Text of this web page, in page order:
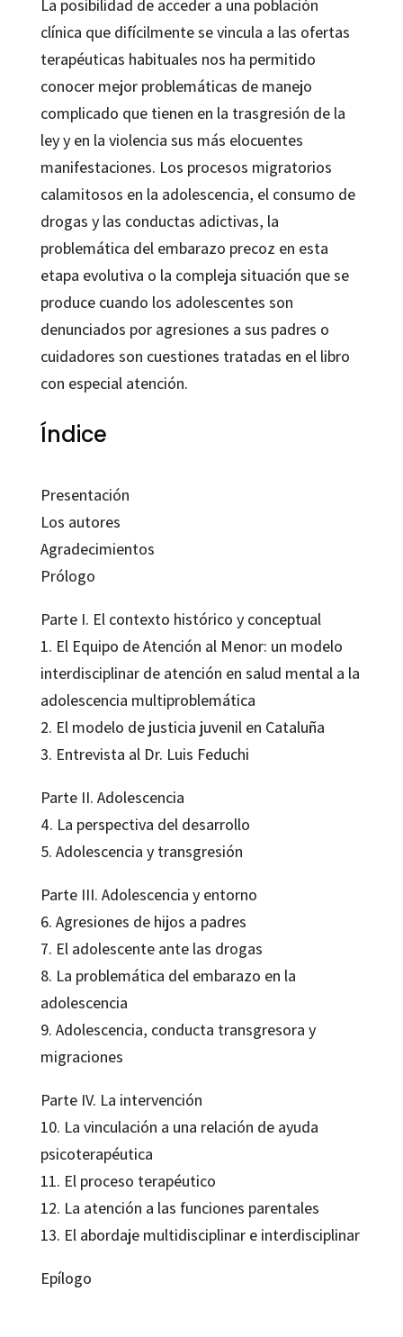
La posibilidad de acceder a una población
clínica que difícilmente se vincula a las ofertas
terapéuticas habituales nos ha permitido
conocer mejor problemáticas de manejo
complicado que tienen en la trasgresión de la
ley y en la violencia sus más elocuentes
manifestaciones. Los procesos migratorios
calamitosos en la adolescencia, el consumo de
drogas y las conductas adictivas, la
problemática del embarazo precoz en esta
etapa evolutiva o la compleja situación que se
produce cuando los adolescentes son
denunciados por agresiones a sus padres o
cuidadores son cuestiones tratadas en el libro
con especial atención.
Índice
Presentación
Los autores
Agradecimientos
Prólogo
Parte I. El contexto histórico y conceptual
1. El Equipo de Atención al Menor: un modelo
interdisciplinar de atención en salud mental a la
adolescencia multiproblemática
2. El modelo de justicia juvenil en Cataluña
3. Entrevista al Dr. Luis Feduchi
Parte II. Adolescencia
4. La perspectiva del desarrollo
5. Adolescencia y transgresión
Parte III. Adolescencia y entorno
6. Agresiones de hijos a padres
7. El adolescente ante las drogas
8. La problemática del embarazo en la
adolescencia
9. Adolescencia, conducta transgresora y
migraciones
Parte IV. La intervención
10. La vinculación a una relación de ayuda
psicoterapéutica
11. El proceso terapéutico
12. La atención a las funciones parentales
13. El abordaje multidisciplinar e interdisciplinar
Epílogo